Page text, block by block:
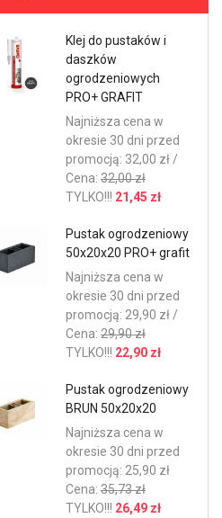
Klej do pustaków i
daszków
ogrodzeniowych
PRO+ GRAFIT
Najniższa cena w
okresie 30 dni przed
promocją: 32,00 zł /
Cena: 32,00 zł
TYLKO!!! 21,45 zł
Pustak ogrodzeniowy
50x20x20 PRO+ grafit
Najniższa cena w
okresie 30 dni przed
promocją: 29,90 zł /
Cena: 29,90 zł
TYLKO!!! 22,90 zł
Pustak ogrodzeniowy
BRUN 50x20x20
Najniższa cena w
okresie 30 dni przed
promocją: 25,90 zł
Cena: 35,73 zł
TYLKO!!! 26,49 zł